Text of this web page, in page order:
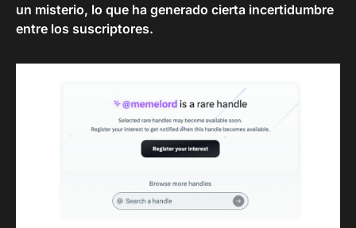
un misterio, lo que ha generado cierta incertidumbre
entre los suscriptores.